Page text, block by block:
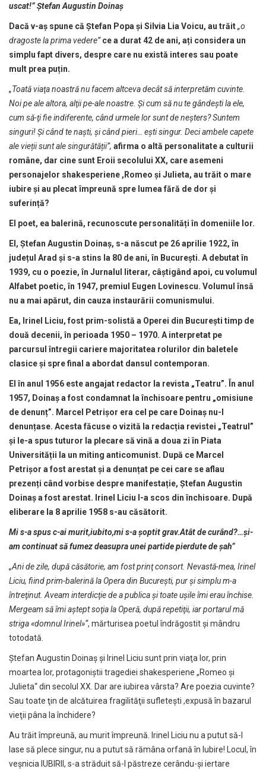
uscat!” Ştefan Augustin Doinaş
Dacă v-aș spune că Ştefan Popa şi Silvia Lia Voicu, au trăit„o
dragoste la prima vedere”ce a durat 42 de ani, ați considera un
simplu fapt divers, despre care nu există interes sau poate
mult prea puțin.
„Toată viaţa noastră nu facem altceva decât să interpretăm cuvinte.
Noi pe ale altora, alţii pe-ale noastre. Şi cum să nu te gândeşti la ele,
cum să-ţi fie indiferente, când urmele lor sunt de neşters? Suntem
singuri! Și când te naști, și când pieri… ești singur. Deci ambele capete
ale vieții sunt ale singurătății”, afirma o altă personalitate a culturii
române, dar cine sunt Eroii secolului XX, care asemeni
personajelor shakesperiene ,Romeo și Julieta, au trăit o mare
iubire și au plecat împreună spre lumea fără de dor și
suferință?
El poet, ea balerină, recunoscute personalități în domeniile lor.
El, Ştefan Augustin Doinaş, s-a născut pe 26 aprilie 1922, în
județul Arad şi s-a stins la 80 de ani, în Bucureşti. A debutat în
1939, cu o poezie, în Jurnalul literar, câștigând apoi, cu volumul
Alfabet poetic, în 1947, premiul Eugen Lovinescu. Volumul însă
nu a mai apărut, din cauza instaurării comunismului.
Ea, Irinel Liciu, fost prim-solistă a Operei din București timp de
două decenii, în perioada 1950 – 1970. A interpretat pe
parcursul întregii cariere majoritatea rolurilor din baletele
clasice și spre final a abordat dansul contemporan.
El în anul 1956 este angajat redactor la revista „Teatru”. În anul
1957, Doinaș a fost condamnat la închisoare pentru „omisiune
de denunț”. Marcel Petrișor era cel pe care Doinaș nu-l
denunțase. Acesta făcuse o vizită la redacția revistei „Teatrul”
și le-a spus tuturor la plecare să vină a doua zi în Piata
Universității la un miting anticomunist. După ce Marcel
Petrișor a fost arestat și a denunțat pe cei care se aflau
prezenți când vorbise despre manifestație, Ștefan Augustin
Doinaș a fost arestat. Irinel Liciu l-a scos din închisoare. După
eliberare la 8 aprilie 1958 s-au căsătorit.
Mi s-a spus c-ai murit,iubito,mi s-a şoptit grav.Atât de curând?…şi-
am continuat să fumez deasupra unei partide pierdute de şah”
„Ani de zile, după căsătorie, am fost prinţ consort. Nevastă-mea, Irinel
Liciu, fiind prim-balerină la Opera din Bucureşti, pur şi simplu m-a
întreţinut. Aveam interdicţie de a publica şi toate uşile îmi erau închise.
Mergeam să îmi aştept soţia la Operă, după repetiţii, iar portarul mă
striga «domnul Irinel»“, mărturisea poetul îndrăgostit şi mândru
totodată.
Ştefan Augustin Doinaş şi Irinel Liciu sunt prin viaţa lor, prin
moartea lor, protagoniştii tragediei shakesperiene „Romeo şi
Julieta“ din secolul XX. Dar are iubirea vârsta? Are poezia cuvinte?
Sau toate ţin de alcătuirea fragilităţii sufleteşti ,expusă în bazarul
vieţii pâna la închidere?
Au trăit împreună, au murit împreună. Irinel Liciu nu a putut să-l
lase să plece singur, nu a putut să rămâna orfană în Iubire! Locul, în
veşnicia IUBIRII, s-a străduit să-l păstreze cerându-şi iertare